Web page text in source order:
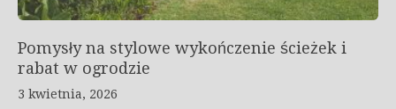
Pomysły na stylowe wykończenie ścieżek i
rabat w ogrodzie
3 kwietnia, 2026